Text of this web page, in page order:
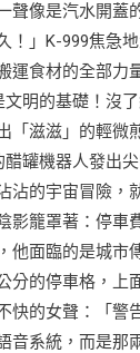
聲像是汽水開蓋
！」K-999焦急
運食材的全部力
明的基礎！沒
「滋滋」的輕微
罐機器人發出
的宇宙冒險，
影籠罩著：停車
他面臨的是城市
分的停車格，上
快的女聲：「警
音系統，而是那